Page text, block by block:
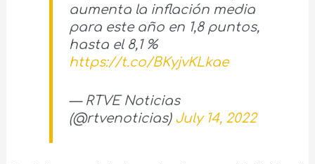
aumenta la inflación media
para este año en 1,8 puntos,
hasta el 8,1 %
https://t.co/BKyjvKLkae
— RTVE Noticias
(@rtvenoticias) July 14, 2022